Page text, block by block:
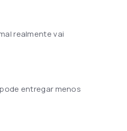
realmente vai
entregar menos